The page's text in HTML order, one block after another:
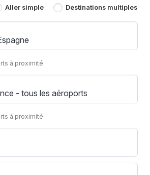
Aller simple Destinations multiples
à proximité
à proximité